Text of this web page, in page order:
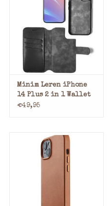
Minim Leren iPhone
14 Plus 2 in 1 Wallet
Case Zwart
€49,95